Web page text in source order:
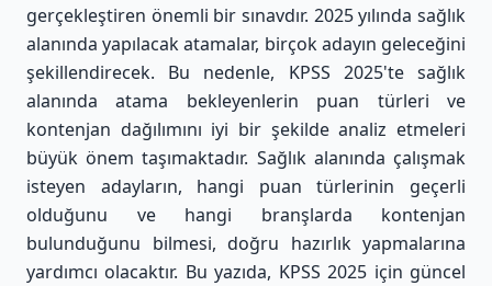
gerçekleştiren önemli bir sınavdır. 2025 yılında sağlık
alanında yapılacak atamalar, birçok adayın geleceğini
şekillendirecek. Bu nedenle, KPSS 2025'te sağlık
alanında atama bekleyenlerin puan türleri ve
kontenjan dağılımını iyi bir şekilde analiz etmeleri
büyük önem taşımaktadır. Sağlık alanında çalışmak
isteyen adayların, hangi puan türlerinin geçerli
olduğunu ve hangi branşlarda kontenjan
bulunduğunu bilmesi, doğru hazırlık yapmalarına
yardımcı olacaktır. Bu yazıda, KPSS 2025 için güncel